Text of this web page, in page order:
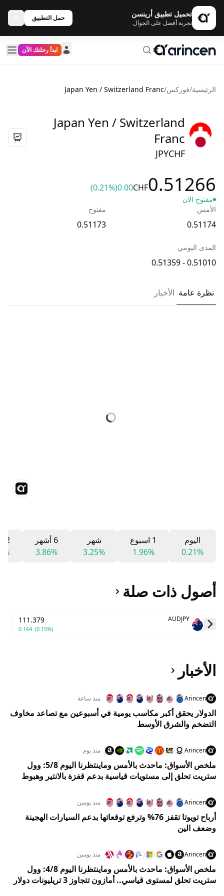
تحميل تطبيق أرينسن
تجربة أفضل على الجوال
حمل التطبيق
ابدأ رحلتك الآن
الرئيسية/فوركس/
Japan Yen / Switzerland Franc
Japan Yen / Switzerland
Franc
JPYCHF
0.51266
CHF
0.00
(0.21%)
مفتوح الان
الأمس
0.51174
مفتوح
0.51173
المدى اليومي
0.51010 - 0.51359
نظرة عامة الأخبار
اليوم
0.21%
1 اسبوع
1.96%
شهر
3.25%
6 أشهر
3.86%
12 شهر
أصول ذات صلة
AUDJPY
111.379
0.164 (0.15%)
الأخبار
Arincen منذ ساعة
الدولار يحقق أكبر مكاسب يومية في أسبوعين مع تصاعد مخاوف
التضخم والشرق الأوسط
Arincen منذ يوم
ملخص الأسواق: ماحدث بالأمس وماينتظرنا اليوم 5/8: وول
ستريت تحلق إلى مستويات قياسية بدعم قفزة بالانتير وهبوط
Arincen منذ يومين
أرباح تويوتا تقفز 76% وترفع توقعاتها بدعم السيارات الهجينة
وضعف الين
Arincen منذ يومين
ملخص الأسواق: ماحدث بالأمس وماينتظرنا اليوم 4/8: وول
ستريت تحلق لمستوى قياسي.. أمازون تتجاوز 3 تريليونات دولار